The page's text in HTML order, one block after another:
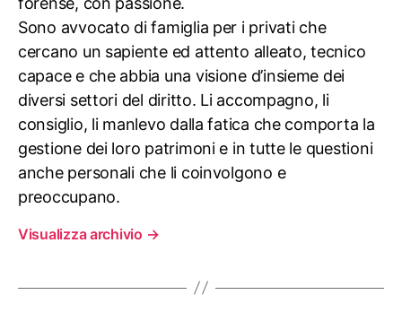
Sono avvocato di famiglia per i privati che
cercano un sapiente ed attento alleato, tecnico
capace e che abbia una visione d’insieme dei
diversi settori del diritto. Li accompagno, li
consiglio, li manlevo dalla fatica che comporta la
gestione dei loro patrimoni e in tutte le questioni
anche personali che li coinvolgono e
preoccupano.
Visualizza archivio →